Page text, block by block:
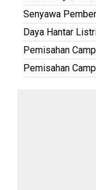
Senyawa
Daya Hantar
Pemisahan
Pemisahan